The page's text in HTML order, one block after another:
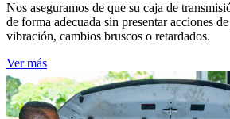
Nos aseguramos de que su caja de
de forma adecuada sin presentar acciones
vibración, cambios bruscos o retardados.
Ver más